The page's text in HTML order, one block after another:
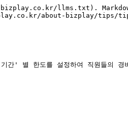
llms.txt).
about-bizplay/tips/
별 한도를 설정하여 직원들의 경